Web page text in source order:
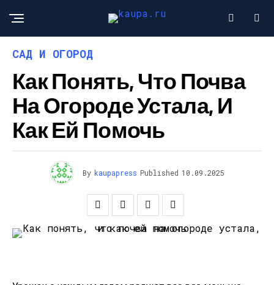
САД И ОГОРОД
Как Понять, Что Почва
На Огороде Устала, И
Как Ей Помочь
By kaupapress Published 10.09.2025